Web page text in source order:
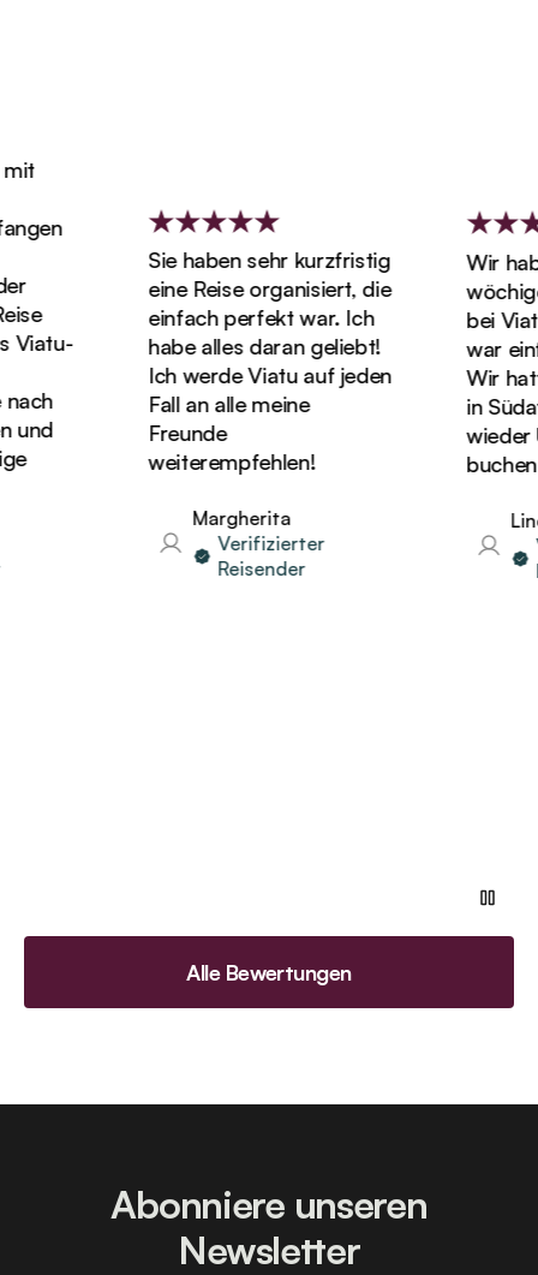
Sie haben sehr kurzfristig
eine Reise organisiert, die
einfach perfekt war. Ich
habe alles daran geliebt!
Ich werde Viatu auf jeden
Fall an alle meine
Freunde
weiterempfehlen!
Margherita
Verifizierter
Reisender
Wir
bei
war
Wir
in
wieder
buchen!
Linda
Alle Bewertungen
Abonniere unseren
Newsletter